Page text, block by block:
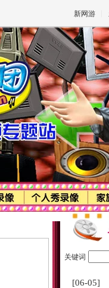
新网游
关键词
[06-05]